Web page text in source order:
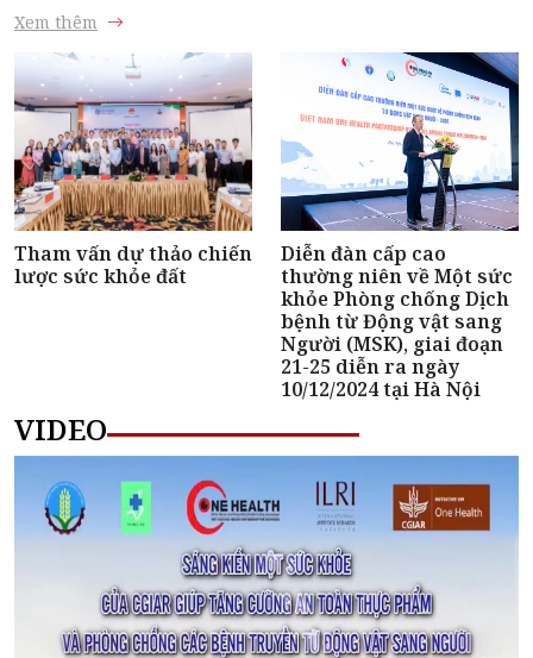
Xem thêm
Tham vấn dự thảo chiến
lược sức khỏe đất
Diễn đàn cấp cao
thường niên về Một sức
khỏe Phòng chống Dịch
bệnh từ Động vật sang
Người (MSK), giai đoạn
21-25 diễn ra ngày
10/12/2024 tại Hà Nội
VIDEO